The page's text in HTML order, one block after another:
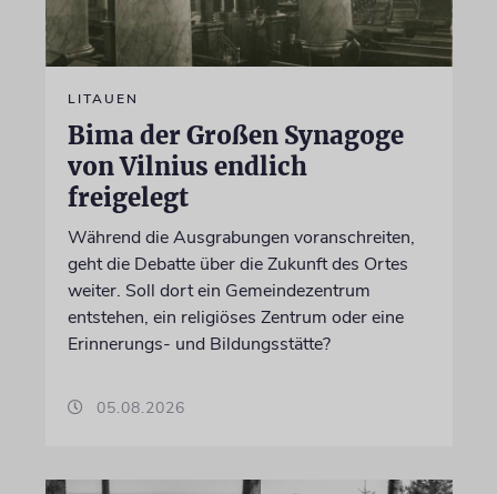
LITAUEN
Bima der Großen Synagoge
von Vilnius endlich
freigelegt
Während die Ausgrabungen voranschreiten,
geht die Debatte über die Zukunft des Ortes
weiter. Soll dort ein Gemeindezentrum
entstehen, ein religiöses Zentrum oder eine
Erinnerungs- und Bildungsstätte?
05.08.2026